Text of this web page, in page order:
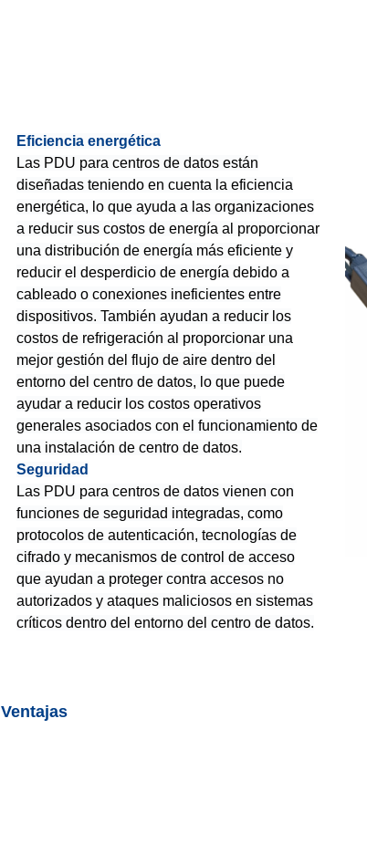
Eficiencia energética
Las PDU para centros de datos están
diseñadas teniendo en cuenta la eficiencia
energética, lo que ayuda a las organizaciones
a reducir sus costos de energía al proporcionar
una distribución de energía más eficiente y
reducir el desperdicio de energía debido a
cableado o conexiones ineficientes entre
dispositivos. También ayudan a reducir los
costos de refrigeración al proporcionar una
mejor gestión del flujo de aire dentro del
entorno del centro de datos, lo que puede
ayudar a reducir los costos operativos
generales asociados con el funcionamiento de
una instalación de centro de datos.
Seguridad
Las PDU para centros de datos vienen con
funciones de seguridad integradas, como
protocolos de autenticación, tecnologías de
cifrado y mecanismos de control de acceso
que ayudan a proteger contra accesos no
autorizados y ataques maliciosos en sistemas
críticos dentro del entorno del centro de datos.
Ventajas